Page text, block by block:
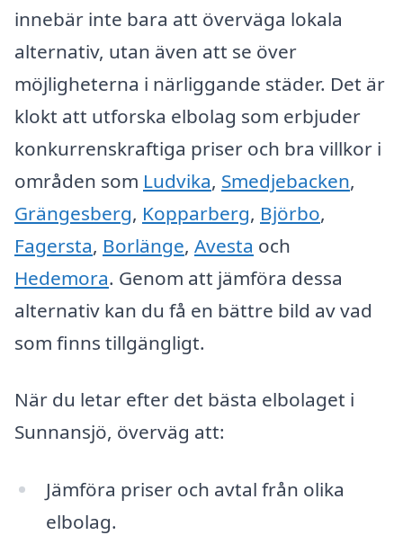
innebär inte bara att överväga lokala
alternativ, utan även att se över
möjligheterna i närliggande städer. Det är
klokt att utforska elbolag som erbjuder
konkurrenskraftiga priser och bra villkor i
områden som Ludvika, Smedjebacken,
Grängesberg, Kopparberg, Björbo,
Fagersta, Borlänge, Avesta och
Hedemora. Genom att jämföra dessa
alternativ kan du få en bättre bild av vad
som finns tillgängligt.
När du letar efter det bästa elbolaget i
Sunnansjö, överväg att:
Jämföra priser och avtal från olika
elbolag.